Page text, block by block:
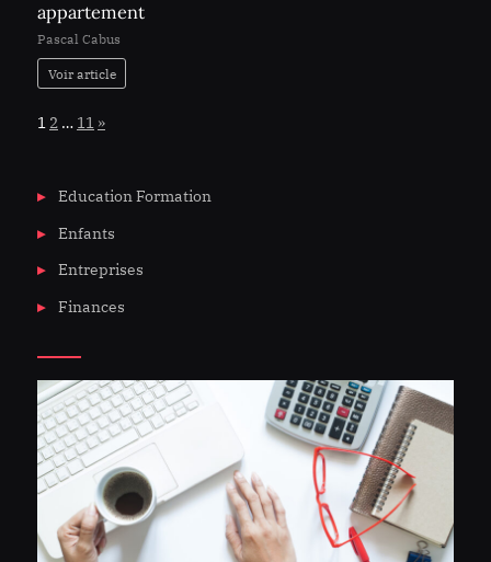
appartement
Pascal Cabus
Voir article
Page:
1 2 … 11 Next
»
Education Formation
Enfants
Entreprises
Finances